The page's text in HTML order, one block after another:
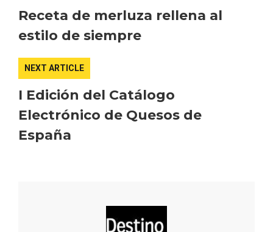
Receta de merluza rellena al
estilo de siempre
NEXT ARTICLE
I Edición del Catálogo
Electrónico de Quesos de
España
El Cronicón de Oña sale a la calle